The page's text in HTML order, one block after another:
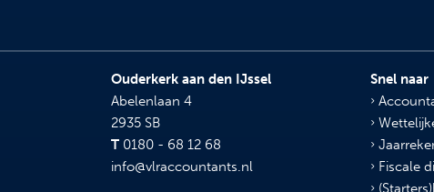
Ouderkerk aan den IJssel
Abelenlaan 4
2935 SB
T0180 - 68 12 68
info@vlraccountants.nl
Snel naar
Fiscale